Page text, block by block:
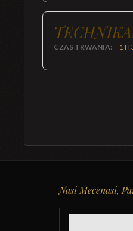
CZAS TRWANIA: 1 H
Nasi Mecenasi,